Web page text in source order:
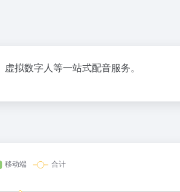
拟数字人等一站式配音服务。